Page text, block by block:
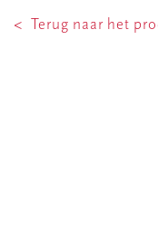
< Terug naar het